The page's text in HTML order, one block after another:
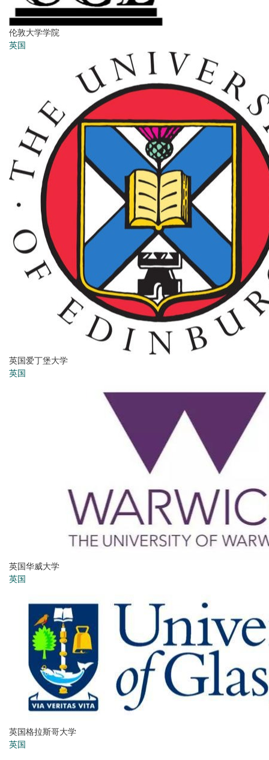
伦敦大学学院
英国
英国爱丁堡大学
英国
英国华威大学
英国
英国格拉斯哥大学
英国